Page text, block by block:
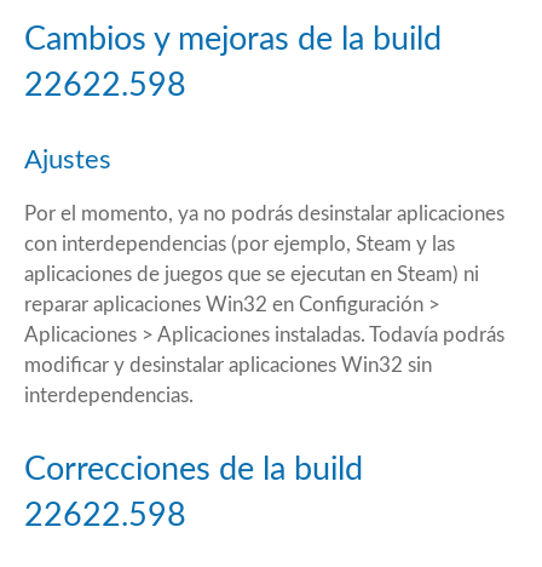
Cambios y mejoras de la build
22622.598
Ajustes
Por el momento, ya no podrás desinstalar aplicaciones
con interdependencias (por ejemplo, Steam y las
aplicaciones de juegos que se ejecutan en Steam) ni
reparar aplicaciones Win32 en Configuración >
Aplicaciones > Aplicaciones instaladas. Todavía podrás
modificar y desinstalar aplicaciones Win32 sin
interdependencias.
Correcciones de la build
22622.598